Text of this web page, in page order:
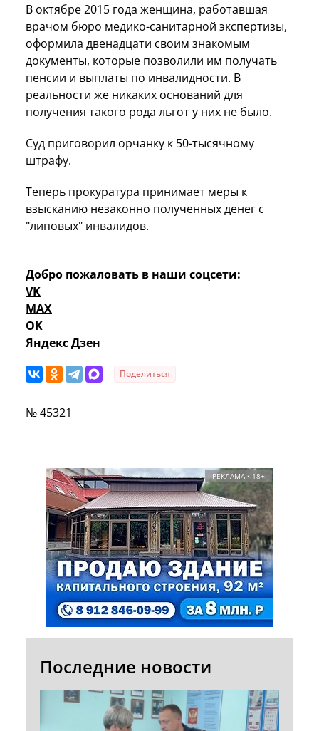
В октябре 2015 года женщина, работавшая
врачом бюро медико-санитарной экспертизы,
оформила двенадцати своим знакомым
документы, которые позволили им получать
пенсии и выплаты по инвалидности. В
реальности же никаких оснований для
получения такого рода льгот у них не было.
Суд приговорил орчанку к 50-тысячному
штрафу.
Теперь прокуратура принимает меры к
взысканию незаконно полученных денег с
"липовых" инвалидов.
Добро пожаловать в наши соцсети:
VK
MAX
OK
Яндекс Дзен
Поделиться
№ 45321
РЕКЛАМА • 18+
Последние новости